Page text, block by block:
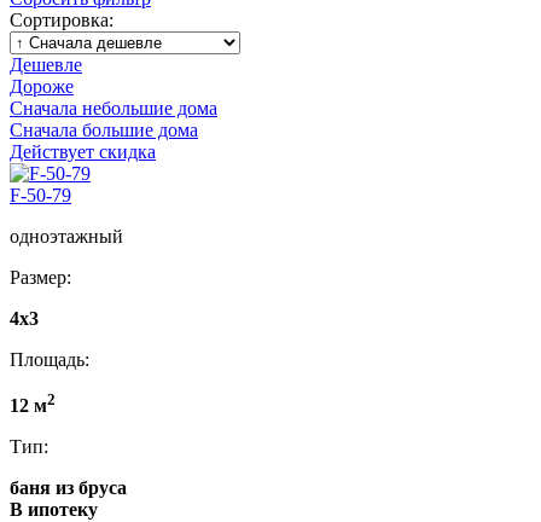
Сортировка:
Дешевле
Дороже
Сначала небольшие дома
Сначала большие дома
Действует скидка
F-50-79
одноэтажный
Размер:
4x3
Площадь:
12 м2
Тип:
баня из бруса
В ипотеку